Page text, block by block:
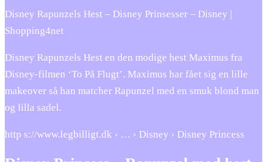
Disney Rapunzels Hest – Disney Prinsesser – Disney |
Shopping4net
Disney Rapunzels Hest en den modige hest Maximus fra
Disney-filmen ‘To På Flugt’. Maximus har fået sig en lille
makeover så han matcher Rapunzel med en smuk blond man
og lilla sadel.
http s://www.legbilligt.dk › … › Disney › Disney Princess